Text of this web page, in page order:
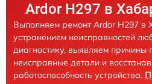
Ardor H297 в
Выполняем ремонт Ardor H297 в
устранением неисправностей
диагностику, выявляем причины
неисправные детали и
работоспособность устройства.